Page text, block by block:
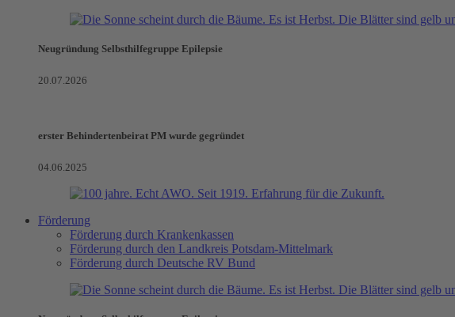
Neugründung Selbsthilfegruppe Epilepsie
20.07.2026
erster Behindertenbeirat PM wurde gegründet
04.06.2025
Förderung
Förderung durch Krankenkassen
Förderung durch den Landkreis Potsdam-Mittelmark
Förderung durch Deutsche RV Bund